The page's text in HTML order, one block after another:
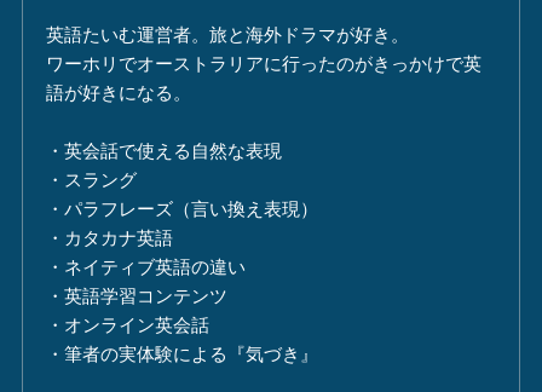
英語たいむ運営者。旅と海外ドラマが好き。
ワーホリでオーストラリアに行ったのがきっかけで英
語が好きになる。
・英会話で使える自然な表現
・スラング
・パラフレーズ（言い換え表現）
・カタカナ英語
・ネイティブ英語の違い
・英語学習コンテンツ
・オンライン英会話
・筆者の実体験による『気づき』